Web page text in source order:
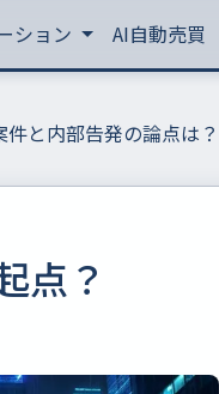
ション AI自動売買
と内部告発の論点は？
点？